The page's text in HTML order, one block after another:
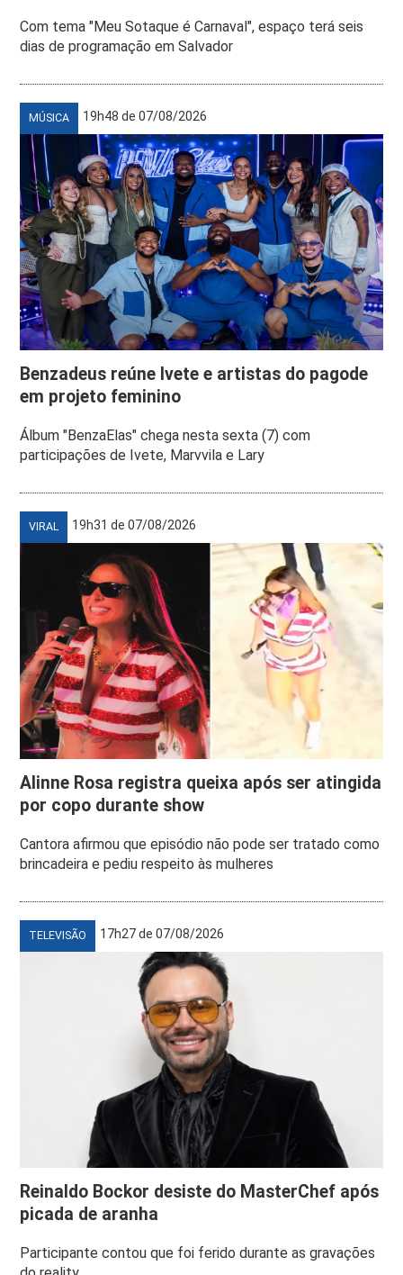
Com tema "Meu Sotaque é Carnaval", espaço terá seis
dias de programação em Salvador
MÚSICA 19h48 de 07/08/2026
Benzadeus reúne Ivete e artistas do pagode
em projeto feminino
Álbum "BenzaElas" chega nesta sexta (7) com
participações de Ivete, Marvvila e Lary
VIRAL 19h31 de 07/08/2026
Alinne Rosa registra queixa após ser atingida
por copo durante show
Cantora afirmou que episódio não pode ser tratado como
brincadeira e pediu respeito às mulheres
TELEVISÃO 17h27 de 07/08/2026
Reinaldo Bockor desiste do MasterChef após
picada de aranha
Participante contou que foi ferido durante as gravações